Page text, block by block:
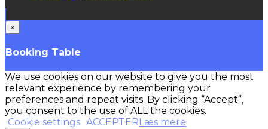
×
Booking Table
We use cookies on our website to give you the most
relevant experience by remembering your
preferences and repeat visits. By clicking “Accept”,
you consent to the use of ALL the cookies.
Cookie settings ACCEPTER Læs mere